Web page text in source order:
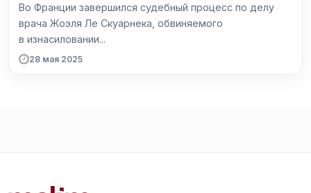
Во Франции завершился судебный процесс по делу
врача Жоэля Ле Скуарнека, обвиняемого
в изнасиловании...
28 мая 2025